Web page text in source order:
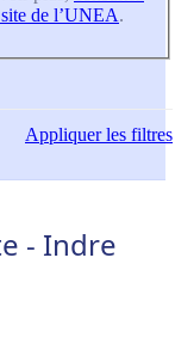
de l’UNEA.
Appliquerles filtres
- Indre